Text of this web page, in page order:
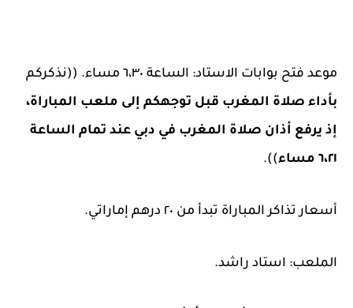
موعد فتح بوابات الاستاد: الساعة ٦،٣٠ مساء. ((نذكركم
بأداء صلاة المغرب قبل توجهكم إلى ملعب المباراة،
إذ يرفع أذان صلاة المغرب في دبي عند تمام الساعة
٦،٢١ مساء
)).
أسعار تذاكر المباراة تبدأ من ٢٠ درهم إماراتي.
الملعب: استاد راشد.